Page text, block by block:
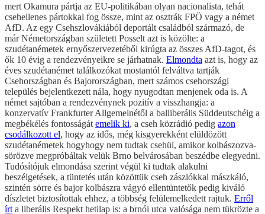
mert Okamura pártja az EU-politikában olyan nacionalista, tehát
csehellenes pártokkal fog össze, mint az osztrák FPÖ vagy a német
AfD. Az egy Csehszlovákiából deportált családból származó, de
már Németországban született Posselt azt is közölte: a
szudétanémetek ernyőszervezetéből kirúgta az összes AfD-tagot, és
ők 10 évig a rendezvényeikre se járhatnak. Elmondta azt is, hogy az
éves szudétanémet találkozókat mostantól felváltva tartják
Csehországban és Bajorországban, mert számos csehországi
település bejelentkezett nála, hogy nyugodtan menjenek oda is. A
német sajtóban a rendezvénynek pozitív a visszhangja: a
konzervatív Frankfurter Allgemeinétől a balliberális Süddeutschéig a
megbékélés fontosságát emelik ki, a cseh közrádió pedig azon
csodálkozott el, hogy az idős, még kisgyerekként elüldözött
szudétanémetek hogyhogy nem tudtak csehül, amikor kolbászozva-
sörözve megpróbáltak velük Brno belvárosában beszédbe elegyedni.
Tudósítójuk elmondása szerint végül ki tudtak alakulni
beszélgetések, a tüntetés után közöttük cseh zászlókkal mászkáló,
szintén sörre és bajor kolbászra vágyó ellentüntetők pedig kiváló
díszletet biztosítottak ehhez, a többség felülemelkedett rajtuk. Erről
írt a liberális Respekt hetilap is: a brnói utca valósága nem tükrözte a